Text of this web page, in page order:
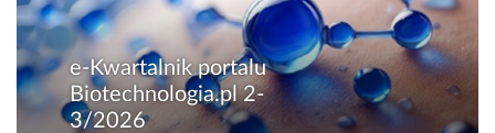
e-Kwartalnik portalu
Biotechnologia.pl 2-
3/2026